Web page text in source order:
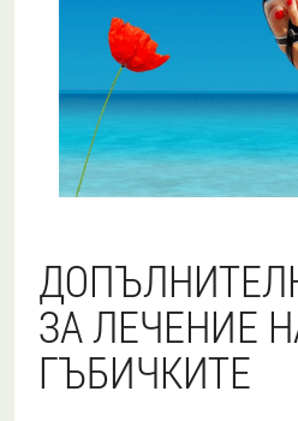
ЗА ЛЕЧЕНИЕ
ГЪБИЧКИТЕ